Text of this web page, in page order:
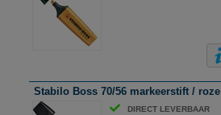
Stabilo Boss 70/56 markeerstift / roze
DIRECT LEVERBAAR